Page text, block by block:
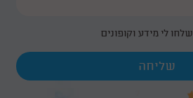
שלחו לי מידע וקופונים